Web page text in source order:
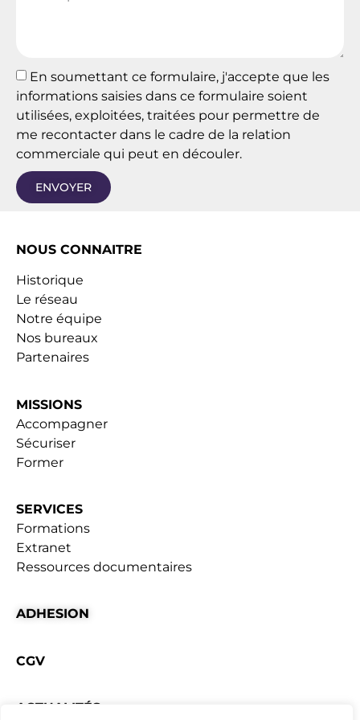
En soumettant ce formulaire, j'accepte que les
informations saisies dans ce formulaire soient
utilisées, exploitées, traitées pour permettre de
me recontacter dans le cadre de la relation
commerciale qui peut en découler.
ENVOYER
NOUS CONNAITRE
Historique
Le réseau
Notre équipe
Nos bureaux
Partenaires
MISSIONS
Accompagner
Sécuriser
Former
SERVICES
Formations
Extranet
Ressources documentaires
ADHESION
CGV
ACTUALITÉS